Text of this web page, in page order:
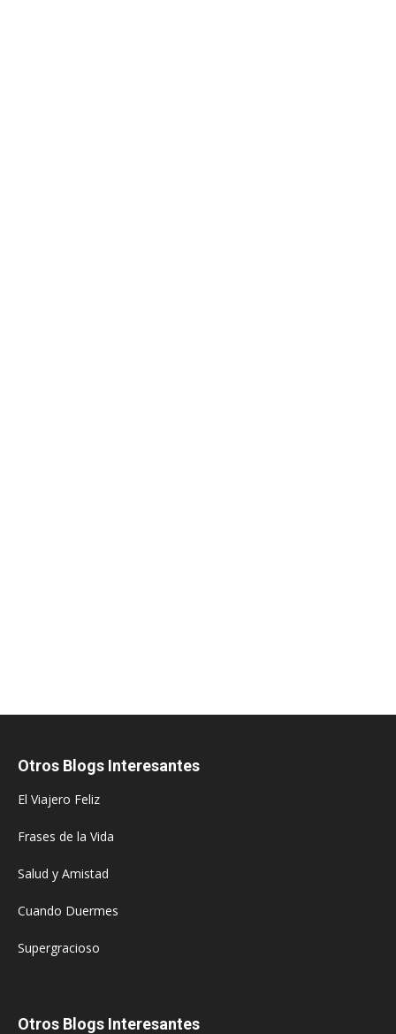
Otros Blogs Interesantes
El Viajero Feliz
Frases de la Vida
Salud y Amistad
Cuando Duermes
Supergracioso
Otros Blogs Interesantes